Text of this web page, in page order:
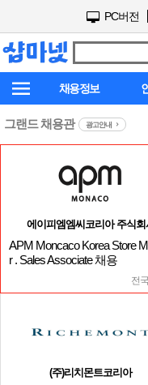
PC버전
채용정보
그랜드 채용관 광고안내
에이피엠엠씨코리아 주식회
APM Moncaco Korea Store
r . Sales Associate 채용
전
(주)리치몬트코리아